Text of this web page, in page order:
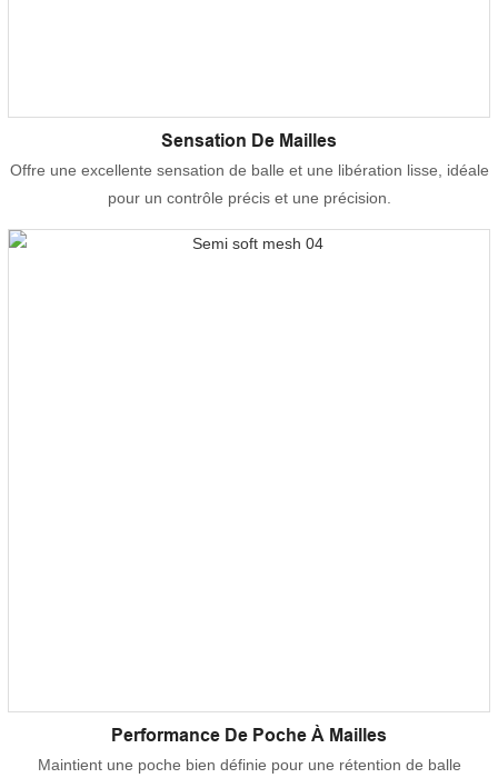
Sensation De Mailles
Offre une excellente sensation de balle et une libération lisse, idéale
pour un contrôle précis et une précision.
Performance De Poche À Mailles
Maintient une poche bien définie pour une rétention de balle